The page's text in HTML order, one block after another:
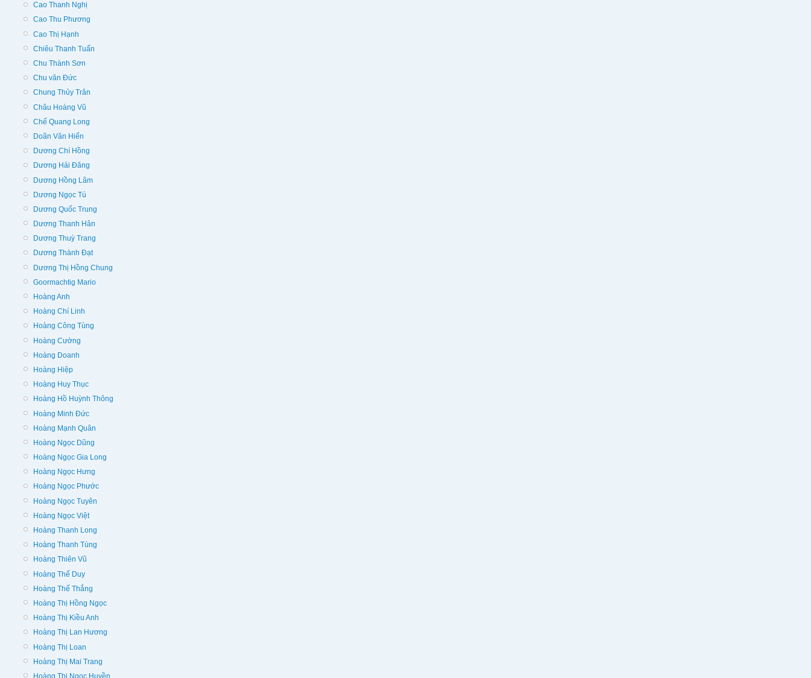
Cao Thanh Nghị
Cao Thu Phương
Cao Thị Hạnh
Chiêu Thanh Tuấn
Chu Thành Sơn
Chu văn Đức
Chung Thủy Trân
Châu Hoàng Vũ
Chế Quang Long
Doãn Văn Hiến
Dương Chí Hồng
Dương Hải Đăng
Dương Hồng Lãm
Dương Ngọc Tú
Dương Quốc Trung
Dương Thanh Hân
Dương Thuỳ Trang
Dương Thành Đạt
Dương Thị Hồng Chung
Goormachtig Mario
Hoàng Anh
Hoàng Chí Linh
Hoàng Công Tùng
Hoàng Cường
Hoàng Doanh
Hoàng Hiệp
Hoàng Huy Thục
Hoàng Hồ Huỳnh Thông
Hoàng Minh Đức
Hoàng Mạnh Quân
Hoàng Ngọc Dũng
Hoàng Ngọc Gia Long
Hoàng Ngọc Hưng
Hoàng Ngọc Phước
Hoàng Ngọc Tuyên
Hoàng Ngọc Việt
Hoàng Thanh Long
Hoàng Thanh Tùng
Hoàng Thiên Vũ
Hoàng Thế Duy
Hoàng Thế Thắng
Hoàng Thị Hồng Ngọc
Hoàng Thị Kiều Anh
Hoàng Thị Lan Hương
Hoàng Thị Loan
Hoàng Thị Mai Trang
Hoàng Thị Ngọc Huyền